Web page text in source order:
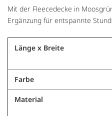
Mit der Fleecedecke in
Ergänzung für entspannte
Länge x Breite
Farbe
Material